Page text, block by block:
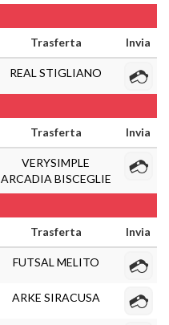
Trasferta Invia
REAL STIGLIANO
Trasferta Invia
VERYSIMPLE
ARCADIA BISCEGLIE
Trasferta Invia
FUTSAL MELITO
ARKE SIRACUSA